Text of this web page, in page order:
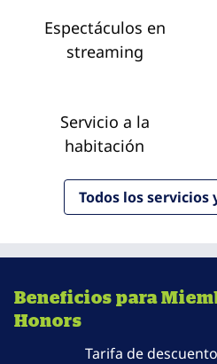
Espectáculos en
streaming
Servicio a la
habitación
Todos los servicios
Beneficios para
Honors
Tarifa de